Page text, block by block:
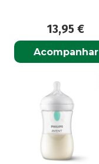
13,95 €
Acompanhar